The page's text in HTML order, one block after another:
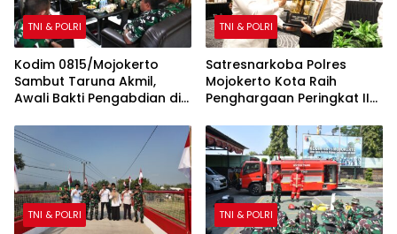
TNI & POLRI
Kodim 0815/Mojokerto
Sambut Taruna Akmil,
Awali Bakti Pengabdian di
TNI & POLRI
Satresnarkoba Polres
Mojokerto Kota Raih
Penghargaan Peringkat II
Barang Bukti Narkoba
Terbanyak
TNI & POLRI TNI & POLRI